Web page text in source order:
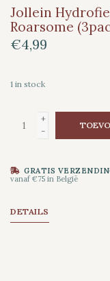
Jollein
Roarsome
€4,99
1 in stock
+
-
GRATIS
vanaf €75 in België
DETAILS